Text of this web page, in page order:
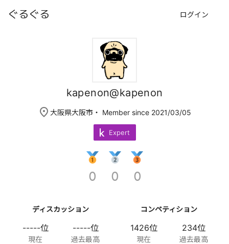
ぐるぐる ログイン
kapenon@kapenon
place 大阪県大阪市 ・ Member since 2021/03/05
Expert
0 0 0
ディスカッション
-----位
現在
-----位
過去最高
コンペティション
1426位
現在
234位
過去最高